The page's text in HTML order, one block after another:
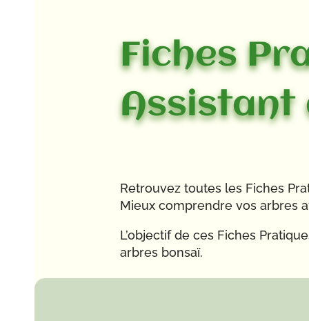
Fiches
Assistant
Retrouvez toutes les Fiches
Mieux comprendre vos arbres
L’objectif de ces Fiches
arbres bonsaï.